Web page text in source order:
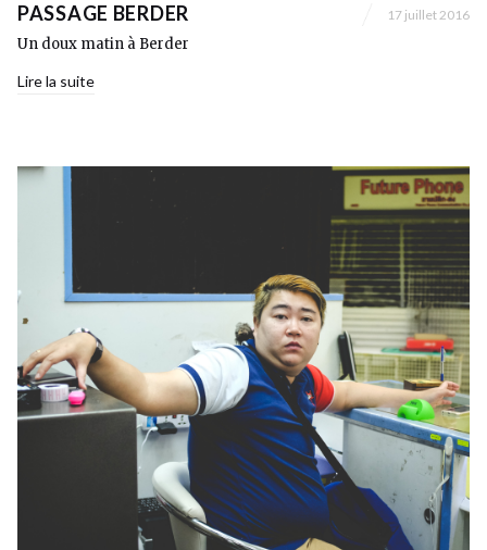
PASSAGE BERDER 17 juillet 2016
Un doux matin à Berder
Lire la suite